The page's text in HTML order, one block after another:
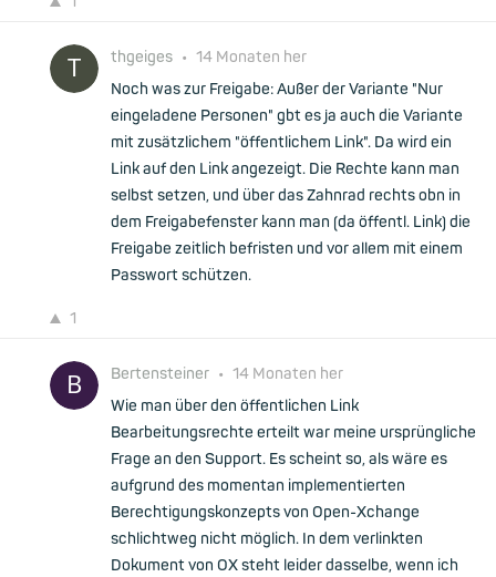
thgeiges • 14 Monaten her
Noch was zur Freigabe: Außer der Variante "Nur
eingeladene Personen" gbt es ja auch die Variante
mit zusätzlichem "öffentlichem Link". Da wird ein
Link auf den Link angezeigt. Die Rechte kann man
selbst setzen, und über das Zahnrad rechts obn in
dem Freigabefenster kann man (da öffentl. Link) die
Freigabe zeitlich befristen und vor allem mit einem
Passwort schützen.
1
Bertensteiner • 14 Monaten her
Wie man über den öffentlichen Link
Bearbeitungsrechte erteilt war meine ursprüngliche
Frage an den Support. Es scheint so, als wäre es
aufgrund des momentan implementierten
Berechtigungskonzepts von Open-Xchange
schlichtweg nicht möglich. In dem verlinkten
Dokument von OX steht leider dasselbe, wenn ich